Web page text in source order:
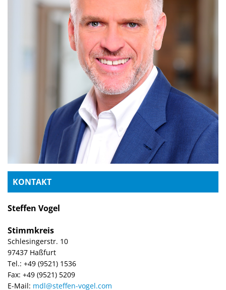
KONTAKT
Steffen Vogel
Stimmkreis
Schlesingerstr. 10
97437 Haßfurt
Tel.: +49 (9521) 1536
Fax: +49 (9521) 5209
E-Mail: mdl@steffen-vogel.com